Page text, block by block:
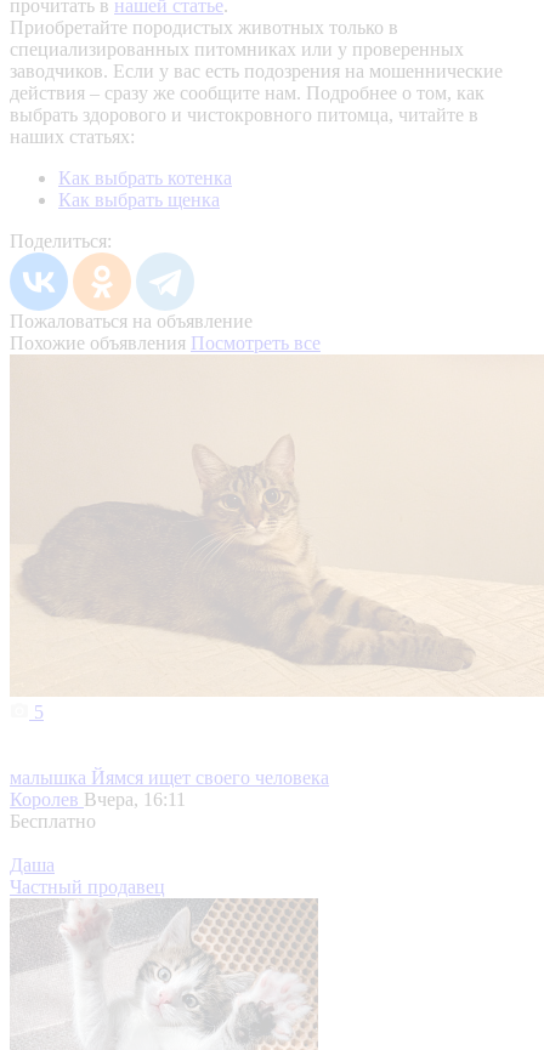
прочитать в нашей статье.
Приобретайте породистых животных только в
специализированных питомниках или у проверенных
заводчиков. Если у вас есть подозрения на мошеннические
действия – сразу же сообщите нам. Подробнее о том, как
выбрать здорового и чистокровного питомца, читайте в
наших статьях:
Как выбрать котенка
Как выбрать щенка
Поделиться:
Пожаловаться на объявление
Похожие объявления Посмотреть все
5
малышка Йямся ищет своего человека
Королев Вчера, 16:11
Бесплатно
Даша
Частный продавец